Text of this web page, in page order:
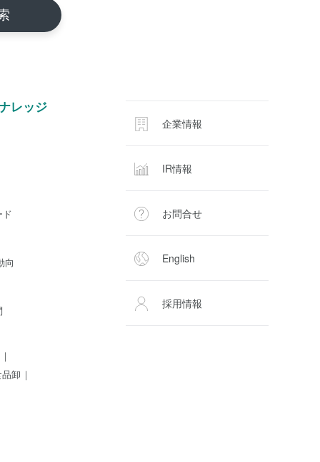
レッジ
ド
向
卸
企業情報
IR情報
お問合せ
English
採用情報